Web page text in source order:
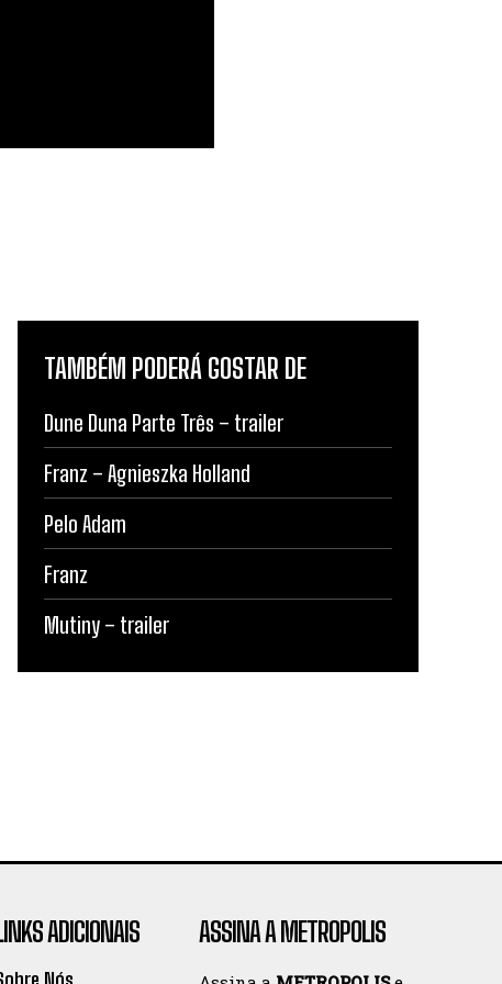
TAMBÉM PODERÁ GOSTAR DE
Dune Duna Parte Três – trailer
Franz – Agnieszka Holland
Pelo Adam
Franz
Mutiny – trailer
ADICIONAIS ASSINA A METROPOLIS